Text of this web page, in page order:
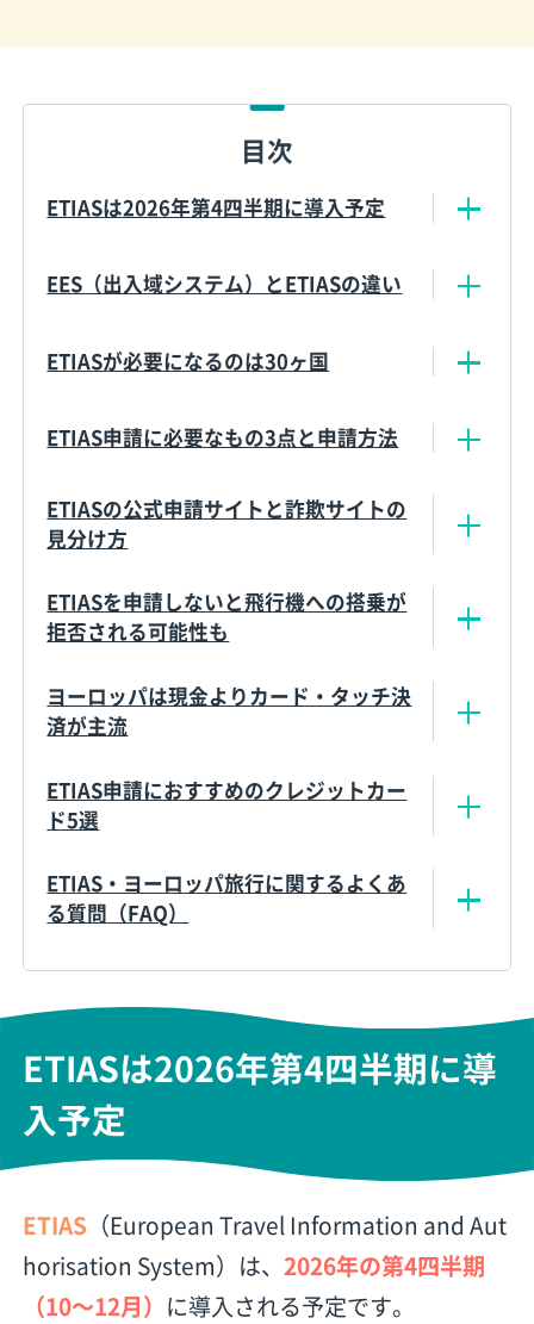
目次
ETIASは2026年第4四半期に導入予定
EES（出入域システム）とETIASの違い
ETIASが必要になるのは30ヶ国
ETIAS申請に必要なもの3点と申請方法
ETIASの公式申請サイトと詐欺サイトの
見分け方
ETIASを申請しないと飛行機への搭乗が
拒否される可能性も
ヨーロッパは現金よりカード・タッチ決
済が主流
ETIAS申請におすすめのクレジットカー
ド5選
ETIAS・ヨーロッパ旅行に関するよくあ
る質問（FAQ）
ETIASは2026年第4四半期に導
入予定
ETIAS （European Travel Information and Aut
horisation System）は、2026年の第4四半期
（10〜12月） に導入される予定です。